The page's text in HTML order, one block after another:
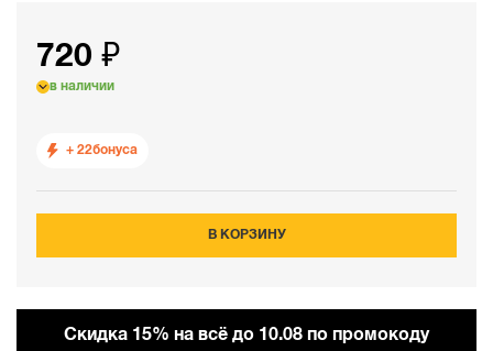
720 ₽
в наличии
+ 22бонуса
В КОРЗИНУ
Cкидка 15% на всё до 10.08 по промокоду